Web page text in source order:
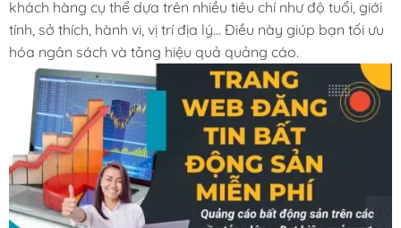
khách hàng cụ thể dựa trên nhiều tiêu chí như độ tuổi, giới
tính, sở thích, hành vi, vị trí địa lý… Điều này giúp bạn tối ưu
hóa ngân sách và tăng hiệu quả quảng cáo.